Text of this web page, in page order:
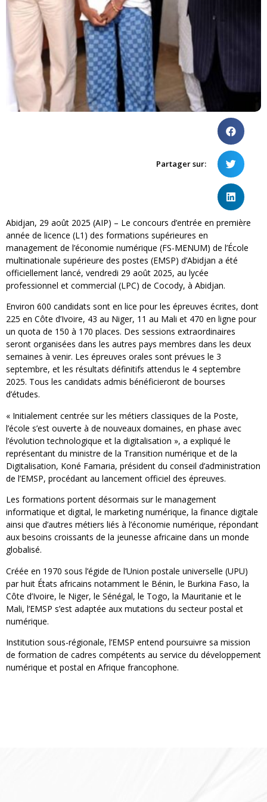
Partager sur:
Abidjan, 29 août 2025 (AIP) – Le concours d’entrée en première
année de licence (L1) des formations supérieures en
management de l’économie numérique (FS-MENUM) de l’École
multinationale supérieure des postes (EMSP) d’Abidjan a été
officiellement lancé, vendredi 29 août 2025, au lycée
professionnel et commercial (LPC) de Cocody, à Abidjan.
Environ 600 candidats sont en lice pour les épreuves écrites, dont
225 en Côte d’Ivoire, 43 au Niger, 11 au Mali et 470 en ligne pour
un quota de 150 à 170 places. Des sessions extraordinaires
seront organisées dans les autres pays membres dans les deux
semaines à venir. Les épreuves orales sont prévues le 3
septembre, et les résultats définitifs attendus le 4 septembre
2025. Tous les candidats admis bénéficieront de bourses
d’études.
« Initialement centrée sur les métiers classiques de la Poste,
l’école s’est ouverte à de nouveaux domaines, en phase avec
l’évolution technologique et la digitalisation », a expliqué le
représentant du ministre de la Transition numérique et de la
Digitalisation, Koné Famaria, président du conseil d’administration
de l’EMSP, procédant au lancement officiel des épreuves.
Les formations portent désormais sur le management
informatique et digital, le marketing numérique, la finance digitale
ainsi que d’autres métiers liés à l’économie numérique, répondant
aux besoins croissants de la jeunesse africaine dans un monde
globalisé.
Créée en 1970 sous l’égide de l’Union postale universelle (UPU)
par huit États africains notamment le Bénin, le Burkina Faso, la
Côte d’Ivoire, le Niger, le Sénégal, le Togo, la Mauritanie et le
Mali, l’EMSP s’est adaptée aux mutations du secteur postal et
numérique.
Institution sous-régionale, l’EMSP entend poursuivre sa mission
de formation de cadres compétents au service du développement
numérique et postal en Afrique francophone.